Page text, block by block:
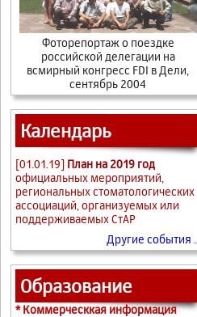
Фоторепортаж о поездке
российской делегации на
всмирный конгресс FDI в Дели,
сентябрь 2004
Календарь
[01.01.19] План на 2019 год
официальных мероприятий,
региональных стоматологических
ассоциаций, организуемых или
поддерживаемых СтАР
Другие события ...
Образование
* Коммерческкая информация